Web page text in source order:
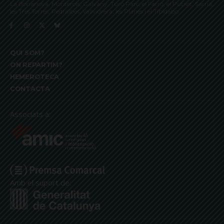
La Bonanova, Monterols, Galvany, Turó Parc, el Farró, el Putxet, Sarrià,
les Tres Torres, Pedralbes, Vallvidrera, les Planes i el Tibidabo
QUI SOM?
ON REPARTIM?
HEMEROTECA
CONTACTA
Associats a:
Amb el suport de: